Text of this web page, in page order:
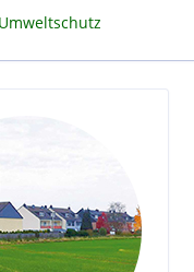
Umweltschutz